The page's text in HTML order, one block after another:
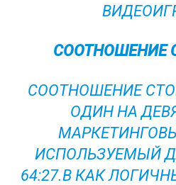
СООТНОШЕНИЕ
СООТНОШЕНИЕ
ОДИН НА
ИСПОЛЬЗУЕМЫЙ
64:27.В КАК